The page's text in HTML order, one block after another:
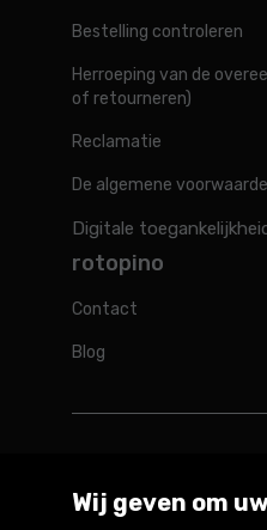
Bestelling controleren
Herroeping van de
of retourneren)
Reclamatie
De algemene
Digitale
rotopino
Contact
Blog
Wij geven om